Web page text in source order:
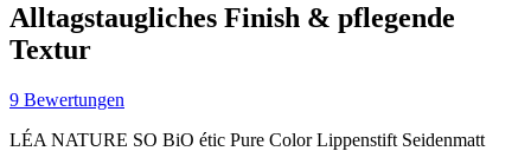
Alltagstaugliches Finish & pflegende
Textur
9 Bewertungen
LÉA NATURE SO BiO étic Pure Color Lippenstift Seidenmatt